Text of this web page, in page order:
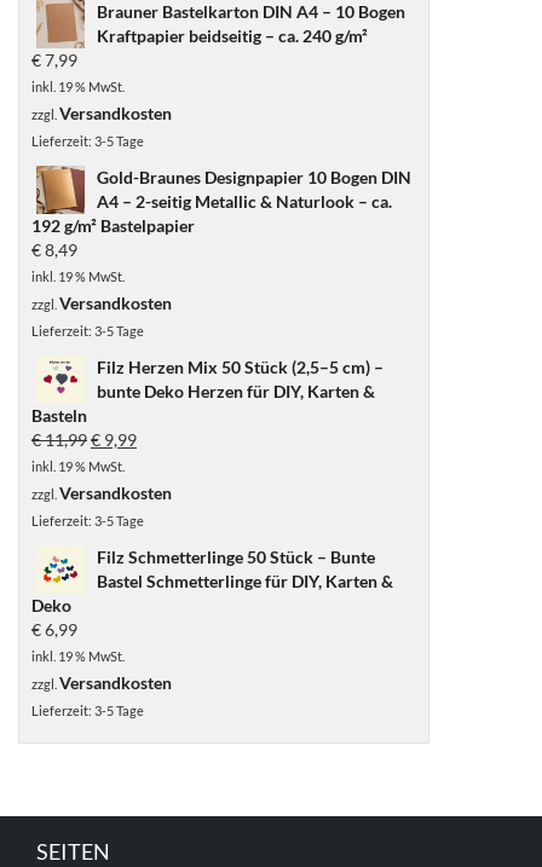
Brauner Bastelkarton DIN A4 – 10 Bogen
Kraftpapier beidseitig – ca. 240 g/m²
€7,99
inkl. 19 % MwSt.
zzgl. Versandkosten
Lieferzeit: 3-5 Tage
Gold-Braunes Designpapier 10 Bogen DIN
A4 – 2-seitig Metallic & Naturlook – ca.
192 g/m² Bastelpapier
€8,49
inkl. 19 % MwSt.
zzgl. Versandkosten
Lieferzeit: 3-5 Tage
Filz Herzen Mix 50 Stück (2,5–5 cm) –
bunte Deko Herzen für DIY, Karten &
Basteln
€11,99Ursprünglicher
Preis
war:
€ 9,99Aktueller
ist:
inkl. 19 % MwSt.
zzgl. Versandkosten
Lieferzeit: 3-5 Tage
Filz Schmetterlinge 50 Stück – Bunte
Bastel Schmetterlinge für DIY, Karten &
Deko
€6,99
inkl. 19 % MwSt.
zzgl. Versandkosten
Lieferzeit: 3-5 Tage
SEITEN